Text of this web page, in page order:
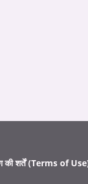
की शर्तें (Terms of